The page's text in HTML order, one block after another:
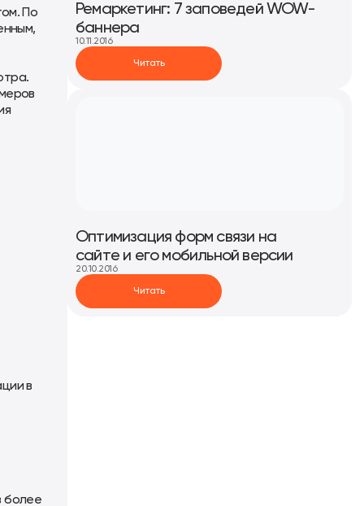
По
в
более
Ремаркетинг: 7 заповедей WOW-
баннера
10.11.2016
Читать
Оптимизация форм связи на
сайте и его мобильной версии
20.10.2016
Читать